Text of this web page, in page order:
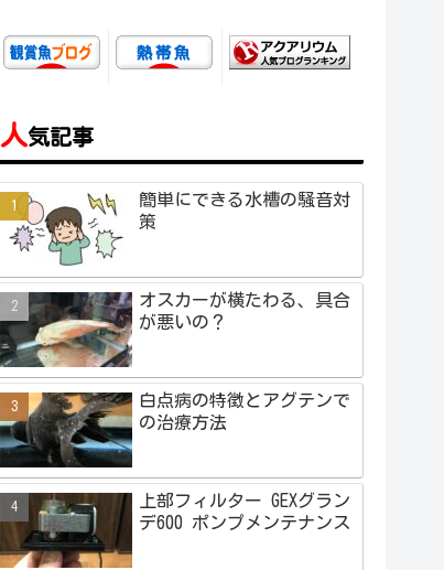
人気記事
簡単にできる水槽の騒音対
策
オスカーが横たわる、具合
が悪いの？
白点病の特徴とアグテンで
の治療方法
上部フィルター GEXグラン
デ600 ポンプメンテナンス